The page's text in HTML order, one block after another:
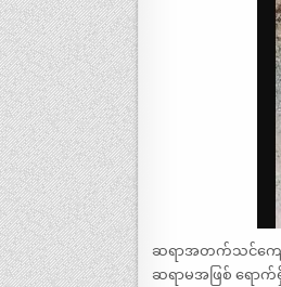
ဆရာအတက်သင်ကျော
ဆရာမအဖြစ် ရော